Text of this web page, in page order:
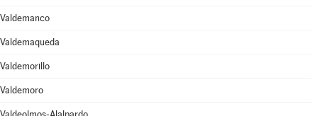
Valdemanco
Valdemaqueda
Valdemorillo
Valdemoro